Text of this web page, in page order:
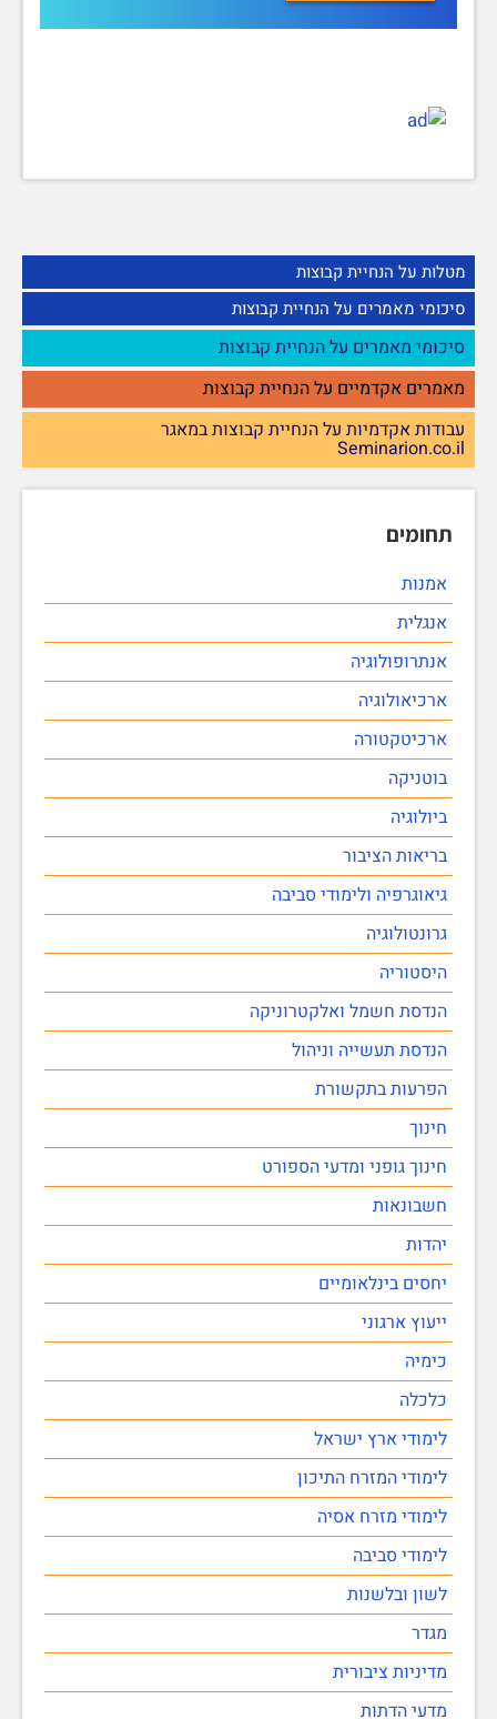
מטלות על הנחיית קבוצות
סיכומי מאמרים על הנחיית קבוצות
סיכומי מאמרים על הנחיית קבוצות
מאמרים אקדמיים על הנחיית קבוצות
עבודות אקדמיות על הנחיית קבוצות במאגר
Seminarion.co.il
תחומים
אמנות
אנגלית
אנתרופולוגיה
ארכיאולוגיה
ארכיטקטורה
בוטניקה
ביולוגיה
בריאות הציבור
גיאוגרפיה ולימודי סביבה
גרונטולוגיה
היסטוריה
הנדסת חשמל ואלקטרוניקה
הנדסת תעשייה וניהול
הפרעות בתקשורת
חינוך
חינוך גופני ומדעי הספורט
חשבונאות
יהדות
יחסים בינלאומיים
ייעוץ ארגוני
כימיה
כלכלה
לימודי ארץ ישראל
לימודי המזרח התיכון
לימודי מזרח אסיה
לימודי סביבה
לשון ובלשנות
מגדר
מדיניות ציבורית
מדעי הדתות